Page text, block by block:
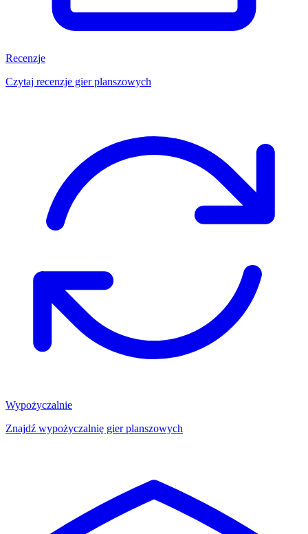
Recenzje
Czytaj recenzje gier planszowych
Wypożyczalnie
Znajdź wypożyczalnię gier planszowych